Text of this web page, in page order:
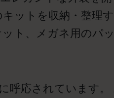
ットを収納・整理
ト、メガネ用のパ
呼応されています